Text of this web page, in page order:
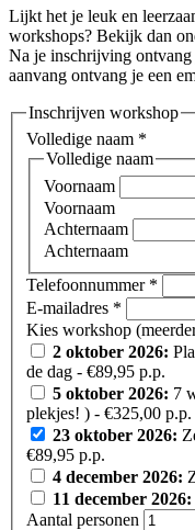
Lijkt het je leuk en
workshops? Bekijk dan
Na je inschrijving
aanvang ontvang je een
Inschrijven workshop
Volledige naam *
Volledige naam
Voornaam
Voornaam
Achternaam
Achternaam
Telefoonnummer *
E-mailadres *
Kies workshop
2 oktober 2026:
de dag - €89,95 p.p.
5 oktober 2026: 7
plekjes! ) - €325,00 p.p.
23 oktober 2026:
€89,95 p.p.
4 december 2026:
11 december 2026:
Aantal personen